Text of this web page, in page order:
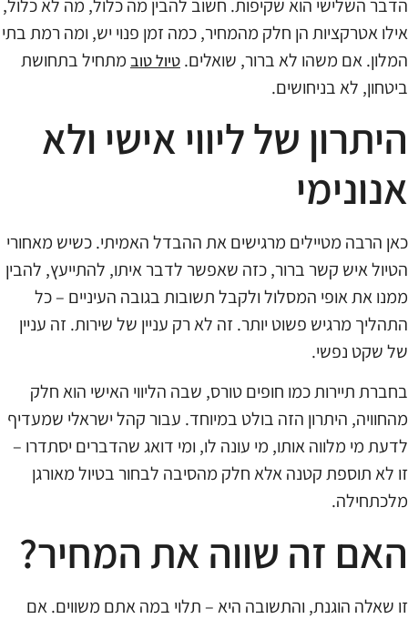
הדבר השלישי הוא שקיפות. חשוב להבין מה כלול, מה לא כלול,
אילו אטרקציות הן חלק מהמחיר, כמה זמן פנוי יש, ומה רמת בתי
המלון. אם משהו לא ברור, שואלים. טיול טוב מתחיל בתחושת
ביטחון, לא בניחושים.
היתרון של ליווי אישי ולא
אנונימי
כאן הרבה מטיילים מרגישים את ההבדל האמיתי. כשיש מאחורי
הטיול איש קשר ברור, כזה שאפשר לדבר איתו, להתייעץ, להבין
ממנו את אופי המסלול ולקבל תשובות בגובה העיניים – כל
התהליך מרגיש פשוט יותר. זה לא רק עניין של שירות. זה עניין
של שקט נפשי.
בחברת תיירות כמו חופים טורס, שבה הליווי האישי הוא חלק
מהחוויה, היתרון הזה בולט במיוחד. עבור קהל ישראלי שמעדיף
לדעת מי מלווה אותו, מי עונה לו, ומי דואג שהדברים יסתדרו –
זו לא תוספת קטנה אלא חלק מהסיבה לבחור בטיול מאורגן
מלכתחילה.
האם זה שווה את המחיר?
זו שאלה הוגנת, והתשובה היא – תלוי במה אתם משווים. אם